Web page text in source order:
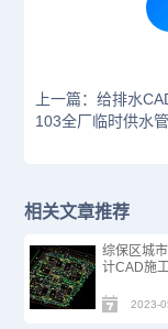
上一篇：给排水
103全厂临时供水
相关文章推荐
综保区城
计CAD施
2023-